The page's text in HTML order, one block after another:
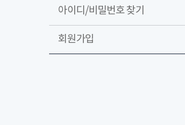
아이디/비밀번호 찾기
회원가입